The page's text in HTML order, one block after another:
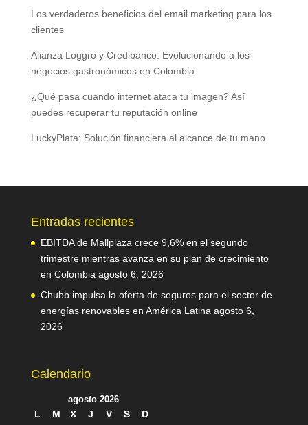
Los verdaderos beneficios del email marketing para los
clientes
Alianza Loggro y Credibanco: Evolucionando a los
negocios gastronómicos en Colombia
¿Qué pasa cuando internet ataca tu imagen? Así
puedes recuperar tu reputación online
LuckyPlata: Solución financiera al alcance de tu mano
Entradas recientes
EBITDA de Mallplaza crece 9,6% en el segundo
trimestre mientras avanza en su plan de crecimiento
en Colombia agosto 6, 2026
Chubb impulsa la oferta de seguros para el sector de
energías renovables en América Latina agosto 6,
2026
Calendario
agosto 2026
L M X J V S
D